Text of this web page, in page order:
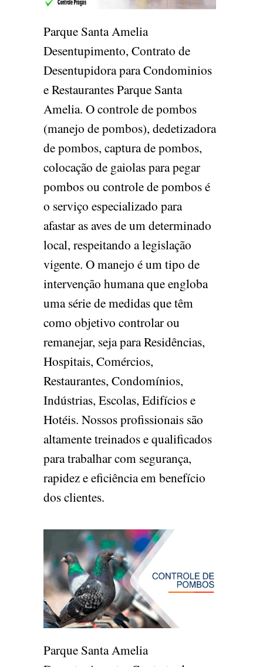
Parque Santa Amelia
Desentupimento, Contrato de
Desentupidora para Condominios
e Restaurantes Parque Santa
Amelia. O controle de pombos
(manejo de pombos), dedetizadora
de pombos, captura de pombos,
colocação de gaiolas para pegar
pombos ou controle de pombos é
o serviço especializado para
afastar as aves de um determinado
local, respeitando a legislação
vigente. O manejo é um tipo de
intervenção humana que engloba
uma série de medidas que têm
como objetivo controlar ou
remanejar, seja para Residências,
Hospitais, Comércios,
Restaurantes, Condomínios,
Indústrias, Escolas, Edifícios e
Hotéis. Nossos profissionais são
altamente treinados e qualificados
para trabalhar com segurança,
rapidez e eficiência em benefício
dos clientes.
Parque Santa Amelia